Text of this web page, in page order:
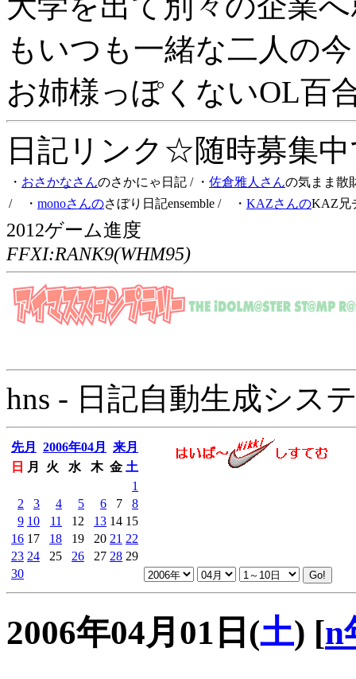
もいつも一緒な二人の
お姉様っぽくないOL百
日記リンク☆随時募集
・ おさかなさんのさかにゃ日記 / ・ 佐倉雅人さんの気まま散
/ ・ monoさんのさぼり日記ensemble / ・ KAZさんのKAZ兄
2012ゲーム進度
FFXI:RANK9(WHM95)
hns - 日記自動生成シス
先月 2006年04月
来月
日
月 火 水 木 金 土
1
2
3 4 5 6 7
8
9 10 11 12 13 14 15
16 17 18 19 20 21 22
23 24 25 26 27 28 29
30
2006年04月01日(土) [n